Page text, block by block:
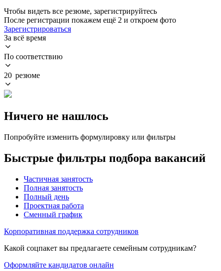
Чтобы видеть все резюме, зарегистрируйтесь
После регистрации покажем ещё 2 и откроем фото
Зарегистрироваться
За всё время
По соответствию
20 резюме
Ничего не нашлось
Попробуйте изменить формулировку или фильтры
Быстрые фильтры подбора вакансий
Частичная занятость
Полная занятость
Полный день
Проектная работа
Сменный график
Корпоративная поддержка сотрудников
Какой соцпакет вы предлагаете семейным сотрудникам?
Оформляйте кандидатов онлайн